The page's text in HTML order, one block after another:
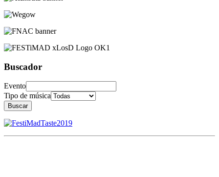
Buscador
Evento
Tipo de música
Buscar